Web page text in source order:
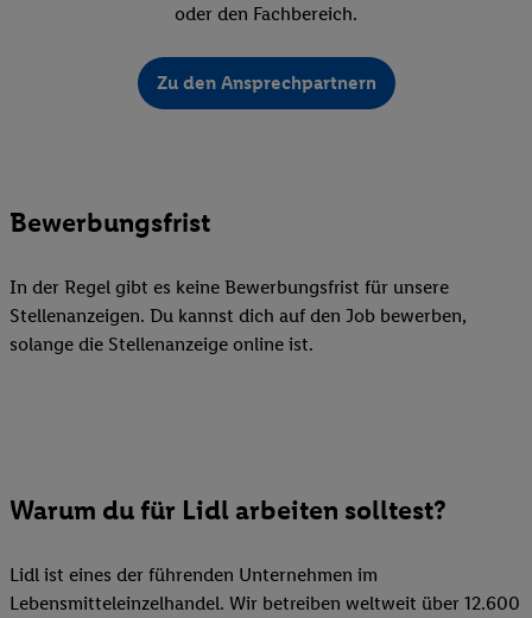
oder den Fachbereich.
Zu den Ansprechpartnern
Bewerbungsfrist
In der Regel gibt es keine Bewerbungsfrist für unsere
Stellenanzeigen. Du kannst dich auf den Job bewerben,
solange die Stellenanzeige online ist.
Warum du für Lidl arbeiten solltest?
Lidl ist eines der führenden Unternehmen im
Lebensmitteleinzelhandel. Wir betreiben weltweit über 12.600